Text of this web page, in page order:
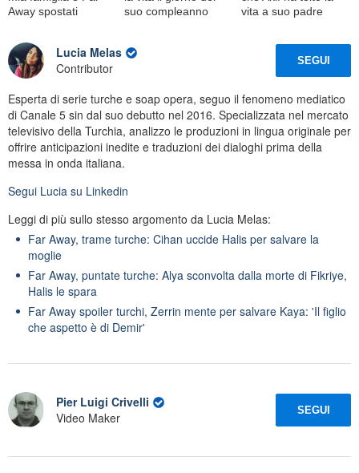
Away spostati
suo compleanno
vita a suo padre
Lucia Melas
Contributor
SEGUI
Esperta di serie turche e soap opera, seguo il fenomeno mediatico
di Canale 5 sin dal suo debutto nel 2016. Specializzata nel mercato
televisivo della Turchia, analizzo le produzioni in lingua originale per
offrire anticipazioni inedite e traduzioni dei dialoghi prima della
messa in onda italiana.
Segui Lucia su Linkedin
Leggi di più sullo stesso argomento da Lucia Melas:
Far Away, trame turche: Cihan uccide Halis per salvare la
moglie
Far Away, puntate turche: Alya sconvolta dalla morte di Fikriye,
Halis le spara
Far Away spoiler turchi, Zerrin mente per salvare Kaya: 'Il figlio
che aspetto è di Demir'
Pier Luigi Crivelli
Video Maker
SEGUI